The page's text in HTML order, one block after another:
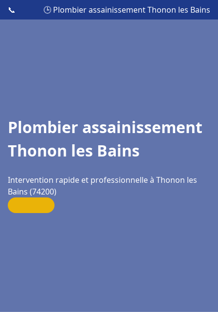
📞 🕒 Plombier assainissement Thonon les Bains
Plombier assainissement
Thonon les Bains
Intervention rapide et professionnelle à Thonon les
Bains (74200)